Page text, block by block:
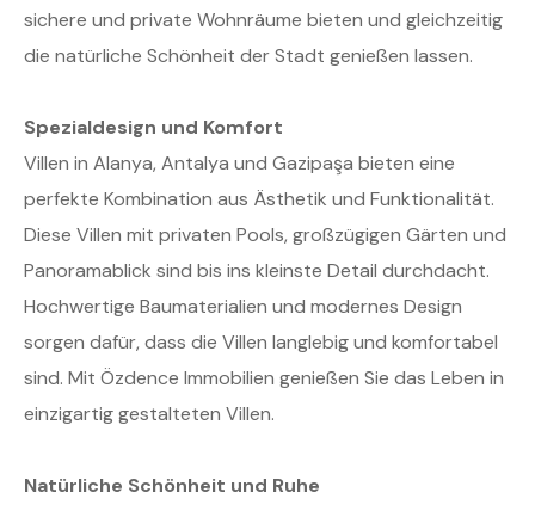
sichere und private Wohnräume bieten und gleichzeitig
die natürliche Schönheit der Stadt genießen lassen.
Spezialdesign und Komfort
Villen in Alanya, Antalya und Gazipaşa bieten eine
perfekte Kombination aus Ästhetik und Funktionalität.
Diese Villen mit privaten Pools, großzügigen Gärten und
Panoramablick sind bis ins kleinste Detail durchdacht.
Hochwertige Baumaterialien und modernes Design
sorgen dafür, dass die Villen langlebig und komfortabel
sind. Mit Özdence Immobilien genießen Sie das Leben in
einzigartig gestalteten Villen.
Natürliche Schönheit und Ruhe